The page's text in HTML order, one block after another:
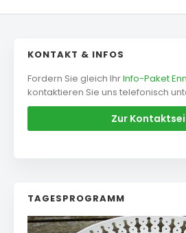
KONTAKT & INFOS
Fordern Sie gleich IhrInfo-Paket
kontaktieren Sie uns telefonisch
Zur
TAGESPROGRAMM